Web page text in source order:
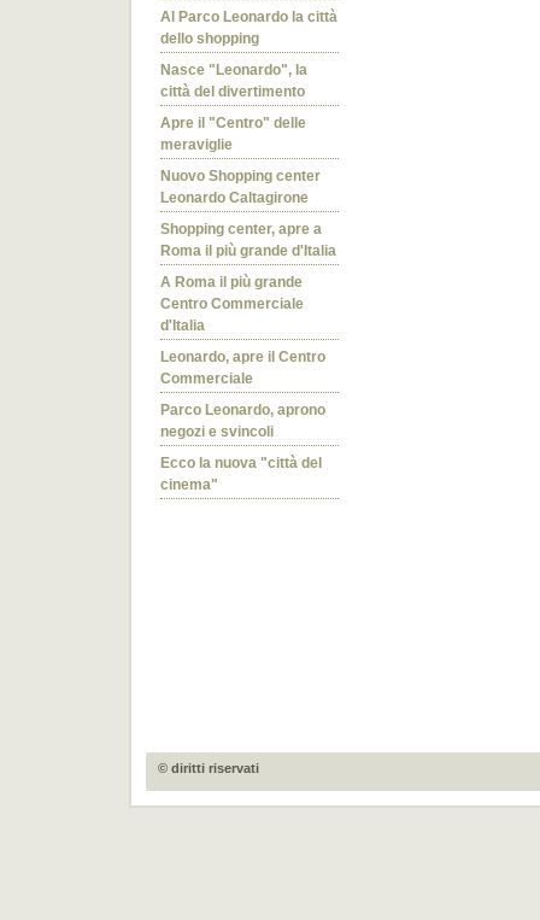
Al Parco Leonardo la città
dello shopping
Nasce "Leonardo", la
città del divertimento
Apre il "Centro" delle
meraviglie
Nuovo Shopping center
Leonardo Caltagirone
Shopping center, apre a
Roma il più grande d'Italia
A Roma il più grande
Centro Commerciale
d'Italia
Leonardo, apre il Centro
Commerciale
Parco Leonardo, aprono
negozi e svincoli
Ecco la nuova "città del
cinema"
© diritti riservati